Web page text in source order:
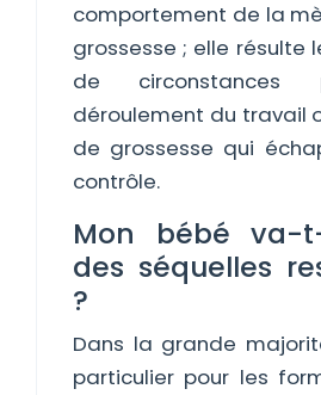
comportement de la
grossesse ; elle résulte
de circonstances
déroulement du travail
de grossesse qui
contrôle.
Mon bébé va-
des séquelles
?
Dans la grande
particulier pour les